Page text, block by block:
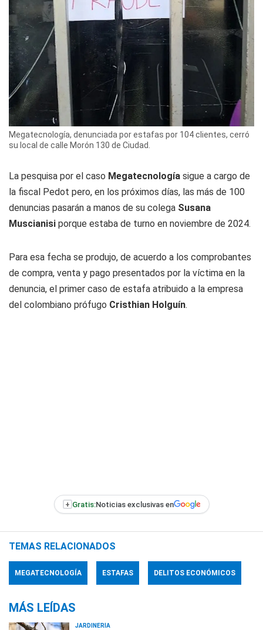
Megatecnología, denunciada por estafas por 104 clientes, cerró
su local de calle Morón 130 de Ciudad.
La pesquisa por el caso Megatecnología sigue a cargo de
la fiscal Pedot pero, en los próximos días, las más de 100
denuncias pasarán a manos de su colega Susana
Muscianisi porque estaba de turno en noviembre de 2024.
Para esa fecha se produjo, de acuerdo a los comprobantes
de compra, venta y pago presentados por la víctima en la
denuncia, el primer caso de estafa atribuido a la empresa
del colombiano prófugo Cristhian Holguín.
+ Gratis:Noticias exclusivas en
TEMAS RELACIONADOS
MEGATECNOLOGÍA ESTAFAS DELITOS ECONÓMICOS
MÁS LEÍDAS
JARDINERÍA